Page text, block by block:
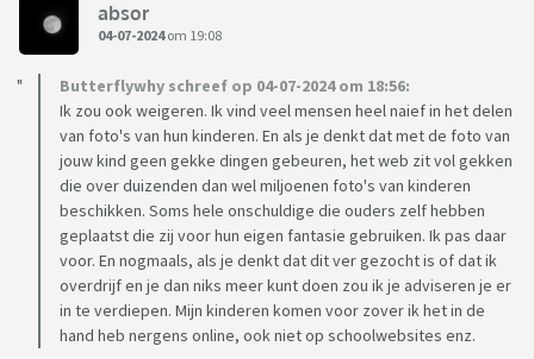
absor
04-07-2024om 19:08
Butterflywhy schreef op 04-07-2024 om 18:56:
Ik zou ook weigeren. Ik vind veel mensen heel naief in het delen
van foto's van hun kinderen. En als je denkt dat met de foto van
jouw kind geen gekke dingen gebeuren, het web zit vol gekken
die over duizenden dan wel miljoenen foto's van kinderen
beschikken. Soms hele onschuldige die ouders zelf hebben
geplaatst die zij voor hun eigen fantasie gebruiken. Ik pas daar
voor. En nogmaals, als je denkt dat dit ver gezocht is of dat ik
overdrijf en je dan niks meer kunt doen zou ik je adviseren je er
in te verdiepen. Mijn kinderen komen voor zover ik het in de
hand heb nergens online, ook niet op schoolwebsites enz.